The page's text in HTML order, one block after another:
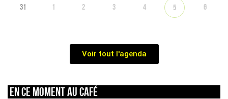
31 1 2 3 4 5 6
Voir tout l'agenda
En ce moment au café